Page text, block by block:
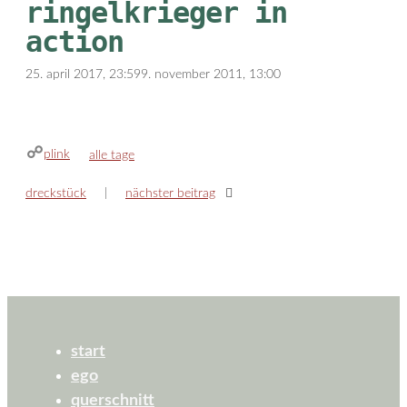
ringelkrieger in
action
25. april 2017, 23:599. november 2011, 13:00
plink kategorien
alle tage
dreckstück nächster beitrag
start
ego
querschnitt